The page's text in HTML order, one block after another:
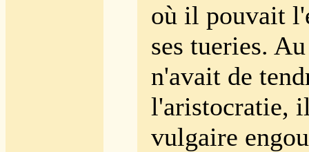
où il pouvait
ses tueries.
n'avait de
l'aristocratie,
vulgaire